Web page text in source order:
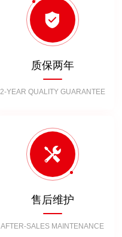
质保两年
2-YEAR QUALITY GUARANTEE
售后维护
AFTER-SALES MAINTENANCE